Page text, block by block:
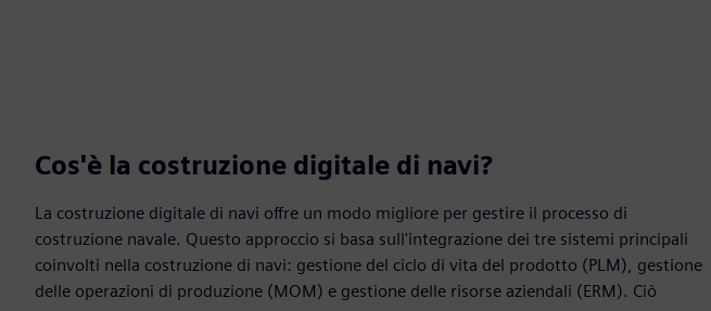
Cos'è la costruzione digitale di navi?
La costruzione digitale di navi offre un modo migliore per gestire il processo di
costruzione navale. Questo approccio si basa sull'integrazione dei tre sistemi principali
coinvolti nella costruzione di navi: gestione del ciclo di vita del prodotto (PLM), gestione
delle operazioni di produzione (MOM) e gestione delle risorse aziendali (ERM). Ciò